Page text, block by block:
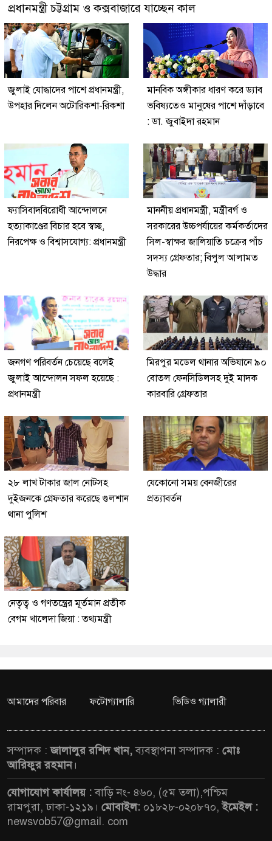
প্রধানমন্ত্রী চট্টগ্রাম ও কক্সবাজারে যাচ্ছেন কাল
জুলাই যোদ্ধাদের পাশে প্রধানমন্ত্রী,
উপহার দিলেন অটোরিকশা-রিকশা
মানবিক অঙ্গীকার ধারণ করে ড্যাব
ভবিষ্যতেও মানুষের পাশে দাঁড়াবে
: ডা. জুবাইদা রহমান
ফ্যাসিবাদবিরোধী আন্দোলনে
হত্যাকাণ্ডের বিচার হবে স্বচ্ছ,
নিরপেক্ষ ও বিশ্বাসযোগ্য: প্রধানমন্ত্রী
মাননীয় প্রধানমন্ত্রী, মন্ত্রীবর্গ ও
সরকারের উচ্চপর্যায়ের কর্মকর্তাদের
সিল-স্বাক্ষর জালিয়াতি চক্রের পাঁচ
সদস্য গ্রেফতার; বিপুল আলামত
উদ্ধার
জনগণ পরিবর্তন চেয়েছে বলেই
জুলাই আন্দোলন সফল হয়েছে :
প্রধানমন্ত্রী
মিরপুর মডেল থানার অভিযানে ৯০
বোতল ফেনসিডিলসহ দুই মাদক
কারবারি গ্রেফতার
২৮ লাখ টাকার জাল নোটসহ
দুইজনকে গ্রেফতার করেছে গুলশান
থানা পুলিশ
যেকোনো সময় বেনজীরের
প্রত্যাবর্তন
নেতৃত্ব ও গণতন্ত্রের মূর্তমান প্রতীক
বেগম খালেদা জিয়া : তথ্যমন্ত্রী
আমাদের পরিবার ফটোগ্যালারি ভিডিও গ্যালারী
সম্পাদক :জালালুর রশিদ খান,ব্যবস্থাপনা সম্পাদক : মোঃ
আরিফুর রহমান।
যোগাযোগ কার্যালয় :বাড়ি নং- ৪৬০, (৫ম তলা),পশ্চিম
রামপুরা, ঢাকা-১২১৯। মোবাইল: ০১৮২৮-০২০৮৭০,ইমেইল :
newsvob57@gmail. com